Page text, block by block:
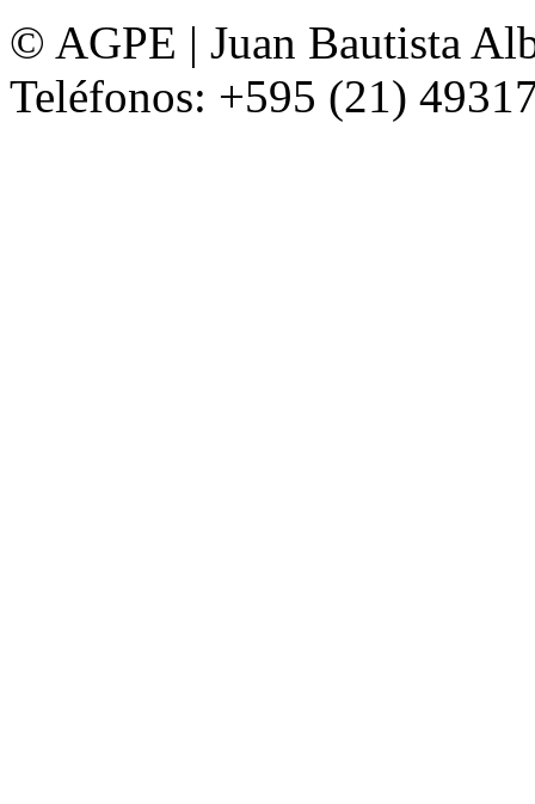
© AGPE | Juan Bautista
Teléfonos: +595 (21)